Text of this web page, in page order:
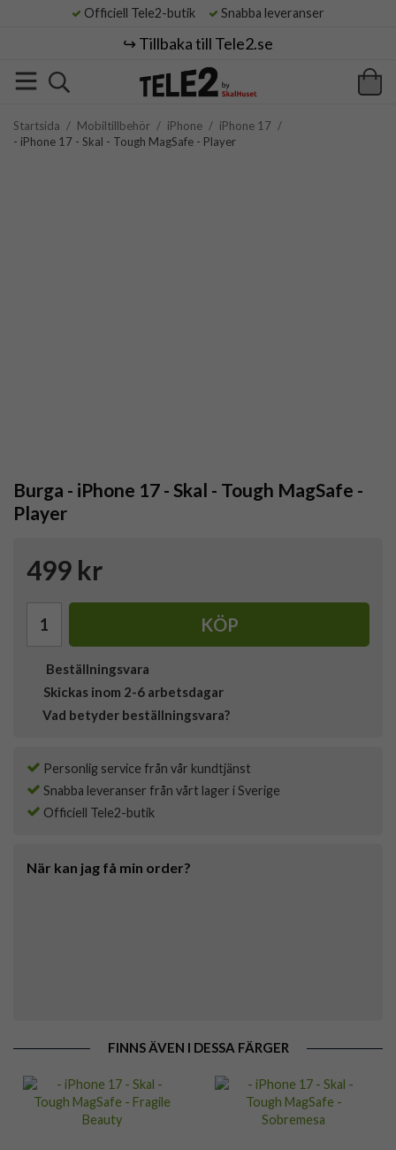
Officiell Tele2-butik Snabba leveranser
↪️ Tillbaka till Tele2.se
Startsida / Mobiltillbehör / iPhone / iPhone 17 /
- iPhone 17 - Skal - Tough MagSafe - Player
Burga - iPhone 17 - Skal - Tough MagSafe -
Player
499 kr
KÖP
Beställningsvara
Skickas inom 2-6 arbetsdagar
Vad betyder beställningsvara?
Personlig service från vår kundtjänst
Snabba leveranser från vårt lager i Sverige
Officiell Tele2-butik
När kan jag få min order?
FINNS ÄVEN I DESSA FÄRGER